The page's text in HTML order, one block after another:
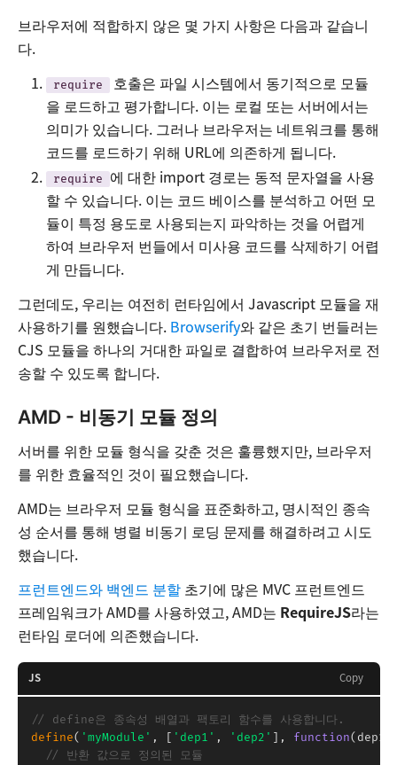
브라우저에 적합하지 않은 몇 가지 사항은 다음과 같습니
다.
require 호출은 파일 시스템에서 동기적으로 모듈
을 로드하고 평가합니다. 이는 로컬 또는 서버에서는
의미가 있습니다. 그러나 브라우저는 네트워크를 통해
코드를 로드하기 위해 URL에 의존하게 됩니다.
require 에 대한 import 경로는 동적 문자열을 사용
할 수 있습니다. 이는 코드 베이스를 분석하고 어떤 모
듈이 특정 용도로 사용되는지 파악하는 것을 어렵게
하여 브라우저 번들에서 미사용 코드를 삭제하기 어렵
게 만듭니다.
그런데도, 우리는 여전히 런타임에서 Javascript 모듈을 재
사용하기를 원했습니다. Browserify와 같은 초기 번들러는
CJS 모듈을 하나의 거대한 파일로 결합하여 브라우저로 전
송할 수 있도록 합니다.
AMD - 비동기 모듈 정의
서버를 위한 모듈 형식을 갖춘 것은 훌륭했지만, 브라우저
를 위한 효율적인 것이 필요했습니다.
AMD는 브라우저 모듈 형식을 표준화하고, 명시적인 종속
성 순서를 통해 병렬 비동기 로딩 문제를 해결하려고 시도
했습니다.
프런트엔드와 백엔드 분할초기에 많은 MVC 프런트엔드
프레임워크가 AMD를 사용하였고, AMD는 RequireJS라는
런타임 로더에 의존했습니다.
JS Copy
// define은 종속성 배열과 팩토리 함수를 사용합니다.
define( 'myModule' , [ 'dep1' , 'dep2' ] , function( dep1
// 반환 값으로 정의된 모듈